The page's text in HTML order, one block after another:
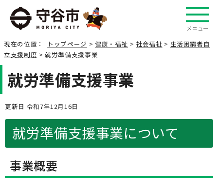
メニュー
現在の位置： トップページ > 健康・福祉 >社会福祉 > 生活困窮者自
立支援制度 > 就労準備支援事業
就労準備支援事業
更新日 令和7年12月16日
就労準備支援事業について
事業概要